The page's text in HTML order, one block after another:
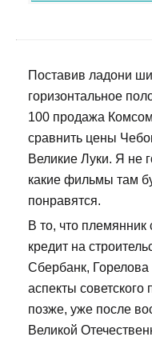
Поставив ладони
горизонтальное
100 продажа
сравнить цены
Великие Луки. Я не
какие фильмы там
понравятся.
В то, что
кредит на
Сбербанк, Горелова
аспекты
позже, уже после
Великой